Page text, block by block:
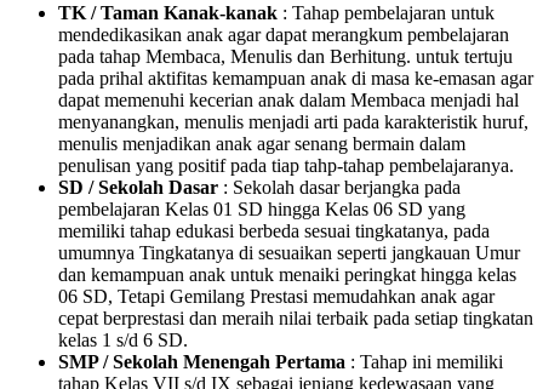
TK / Taman Kanak-kanak : Tahap pembelajaran untuk
mendedikasikan anak agar dapat merangkum pembelajaran
pada tahap Membaca, Menulis dan Berhitung. untuk tertuju
pada prihal aktifitas kemampuan anak di masa ke-emasan agar
dapat memenuhi kecerian anak dalam Membaca menjadi hal
menyanangkan, menulis menjadi arti pada karakteristik huruf,
menulis menjadikan anak agar senang bermain dalam
penulisan yang positif pada tiap tahp-tahap pembelajaranya.
SD / Sekolah Dasar : Sekolah dasar berjangka pada
pembelajaran Kelas 01 SD hingga Kelas 06 SD yang
memiliki tahap edukasi berbeda sesuai tingkatanya, pada
umumnya Tingkatanya di sesuaikan seperti jangkauan Umur
dan kemampuan anak untuk menaiki peringkat hingga kelas
06 SD, Tetapi Gemilang Prestasi memudahkan anak agar
cepat berprestasi dan meraih nilai terbaik pada setiap tingkatan
kelas 1 s/d 6 SD.
SMP / Sekolah Menengah Pertama : Tahap ini memiliki
tahap Kelas VII s/d IX sebagai jenjang kedewasaan yang